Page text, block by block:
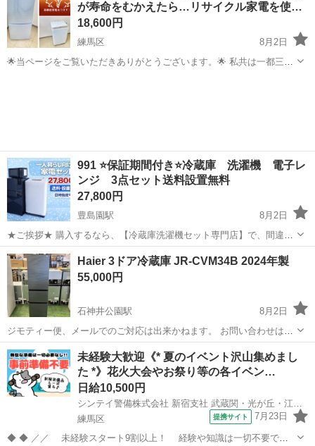
が寿命をむかえたら…リサイクル家電を使…
18,600円
練馬区
8月2日
🌟当ページをご覧いただきありがとうございます。🌟 私共は一都三県
991 ⭐️保証期間付き⭐️冷蔵庫 洗濯機 電子レ
ンジ 3点セット送料設置無料
27,800円
豊島園駅
8月2日
★ご挨拶★ 購入するなら、【冷蔵庫洗濯機セット専門店】で、間違い
なし！！ 販売セット台数年間 3000台販売実績 新生活をお迎えする 学
生 社会人 初同棲 単身赴任の方に、大好評のセットになっておりま
す。 【階段運...
東京 練馬区 豊島園駅 キッチン家電
Haier 3ドア冷蔵庫 JR-CVM34B 2024年製
55,000円
石神井公園駅
8月2日
ジモティー便、メールでのご対応は出来かねます。 お問い合わせは店
舗にお電話にてよろしくお願いします。 ご不便をおかけして申し訳ご
ざいません。 ■ご来店の前に在庫の確認をお願い致します。 ■お問い
合わせ番号 10040...
東京 練馬区 石神井公園駅 キッチン家電 店舗
未経験大歓迎《* 夏のイベント沢山集めまし
た *》花火大会やお祭り等の各イベン…
日給10,500円
練馬区
提携サイト 7月23日
◆ ◆ ／／ 未経験スタート9割以上！ 経験や知識は一切不要で始